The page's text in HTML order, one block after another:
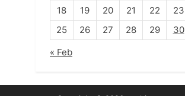
18
19 20 21 22 23
25
26 27 28 29
30
« Feb